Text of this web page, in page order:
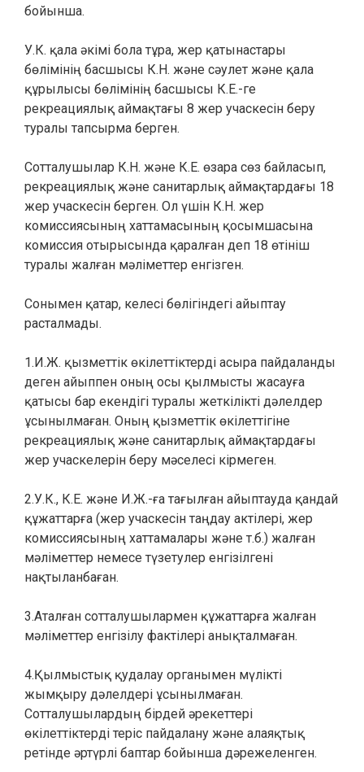
бойынша.
У.К. қала әкімі бола тұра, жер қатынастары
бөлімінің басшысы К.Н. және сәулет және қала
құрылысы бөлімінің басшысы К.Е.-ге
рекреациялық аймақтағы 8 жер учаскесін беру
туралы тапсырма берген.
Сотталушылар К.Н. және К.Е. өзара сөз байласып,
рекреациялық және санитарлық аймақтардағы 18
жер учаскесін берген. Ол үшін К.Н. жер
комиссиясының хаттамасының қосымшасына
комиссия отырысында қаралған деп 18 өтініш
туралы жалған мәліметтер енгізген.
Сонымен қатар, келесі бөлігіндегі айыптау
расталмады.
1.И.Ж. қызметтік өкілеттіктерді асыра пайдаланды
деген айыппен оның осы қылмысты жасауға
қатысы бар екендігі туралы жеткілікті дәлелдер
ұсынылмаған. Оның қызметтік өкілеттігіне
рекреациялық және санитарлық аймақтардағы
жер учаскелерін беру мәселесі кірмеген.
2.У.К., К.Е. және И.Ж.-ға тағылған айыптауда қандай
құжаттарға (жер учаскесін таңдау актілері, жер
комиссиясының хаттамалары және т.б.) жалған
мәліметтер немесе түзетулер енгізілгені
нақтыланбаған.
3.Аталған сотталушылармен құжаттарға жалған
мәліметтер енгізілу фактілері анықталмаған.
4.Қылмыстық қудалау органымен мүлікті
жымқыру дәлелдері ұсынылмаған.
Сотталушылардың бірдей әрекеттері
өкілеттіктерді теріс пайдалану және алаяқтық
ретінде әртүрлі баптар бойынша дәрежеленген.